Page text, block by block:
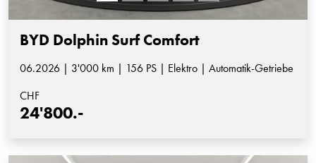
BYD Dolphin Surf Comfort
06.2026 | 3'000 km | 156 PS | Elektro | Automatik-Getriebe
CHF
24'800.-